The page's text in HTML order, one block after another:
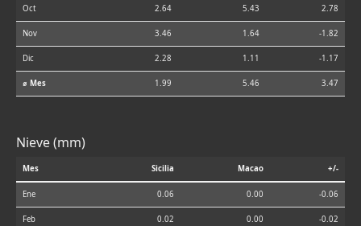
Oct 2.64 5.43 2.78
Nov 3.46 1.64 -1.82
Dic 2.28 1.11 -1.17
⌀ Mes 1.99 5.46 3.47
Nieve (mm)
Mes Sicilia Macao +/-
Ene 0.06 0.00 -0.06
Feb 0.02 0.00 -0.02